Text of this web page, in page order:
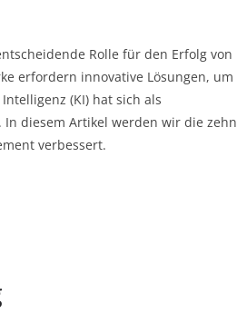
Rolle für den Erfolg von
erfordern innovative Lösungen, um
(KI) hat sich als
diesem Artikel werden wir die zehn
verbessert.